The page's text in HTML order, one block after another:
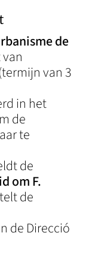
de
van 3
in het
de
te
de
om F.
de
de Direcció